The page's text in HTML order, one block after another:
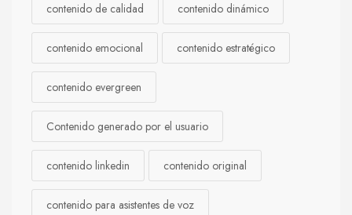
contenido de calidad contenido dinámico
contenido emocional contenido estratégico
contenido evergreen
Contenido generado por el usuario
contenido linkedin contenido original
contenido para asistentes de voz